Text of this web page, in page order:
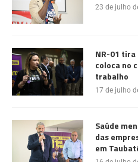
23 de julho
NR-01 tira
coloca no
trabalho
17 de julho
Saúde
das
em